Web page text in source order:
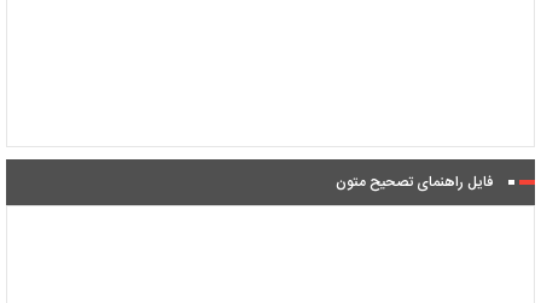
فایل راهنمای تصحیح متون